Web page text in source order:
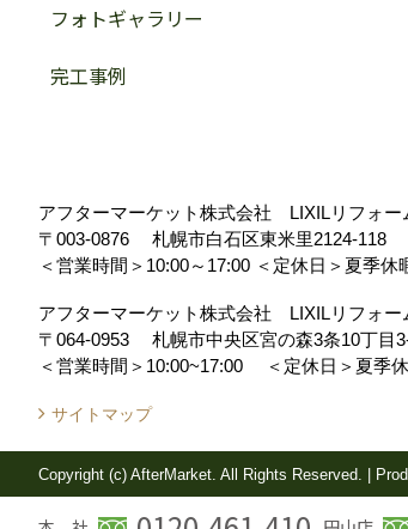
フォトギャラリー
完工事例
アフターマーケット株式会社 LIXILリフォー
〒003-0876
札幌市白石区東米里2124-118
＜営業時間＞10:00～17:00 ＜定休日＞夏季休
アフターマーケット株式会社 LIXILリフォー
〒064-0953
札幌市中央区宮の森3条10丁
＜営業時間＞10:00~17:00
＜定休日＞夏季
サイトマップ
Copyright (c) AfterMarket. All Rights Reserved.